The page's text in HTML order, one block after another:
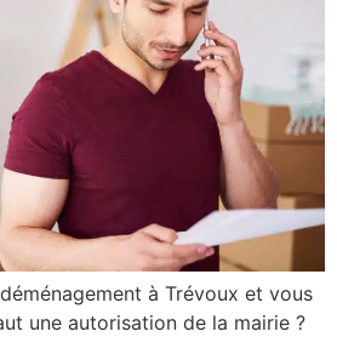
à Trévoux et vous
une autorisation de la mairie ?